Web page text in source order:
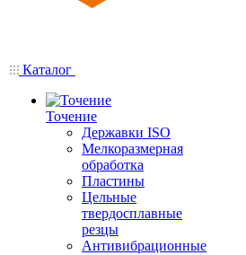
Каталог
Точение
Державки ISO
Мелкоразмерная
обработка
Пластины
Цельные
твердосплавные
резцы
Антивибрационные